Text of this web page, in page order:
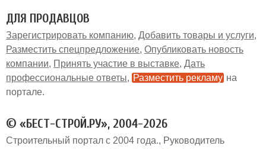
ДЛЯ ПРОДАВЦОВ
Зарегистрировать компанию Добавить товары и услуги
Разместить спецпредложение Опубликовать новость
компании
Принять участие в выставке Дать
профессиональные ответы
Разместить рекламу на
портале
© «БЕСТ-СТРОЙ.РУ», 2004-2026
Строительный портал с 2004 года.
Руководитель